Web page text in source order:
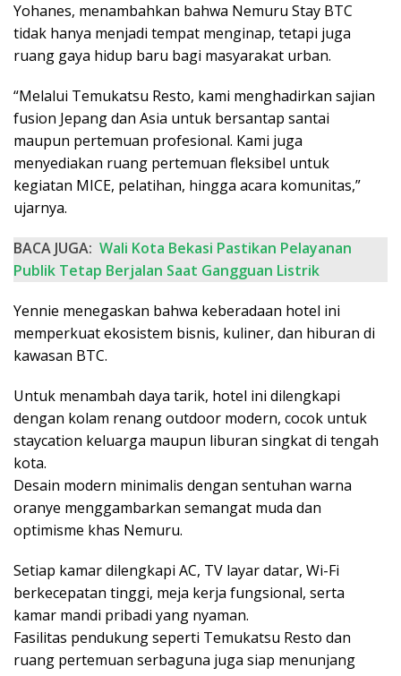
Yohanes, menambahkan bahwa Nemuru Stay BTC
tidak hanya menjadi tempat menginap, tetapi juga
ruang gaya hidup baru bagi masyarakat urban.
“Melalui Temukatsu Resto, kami menghadirkan sajian
fusion Jepang dan Asia untuk bersantap santai
maupun pertemuan profesional. Kami juga
menyediakan ruang pertemuan fleksibel untuk
kegiatan MICE, pelatihan, hingga acara komunitas,”
ujarnya.
BACA JUGA: Wali Kota Bekasi Pastikan Pelayanan
Publik Tetap Berjalan Saat Gangguan Listrik
Yennie menegaskan bahwa keberadaan hotel ini
memperkuat ekosistem bisnis, kuliner, dan hiburan di
kawasan BTC.
Untuk menambah daya tarik, hotel ini dilengkapi
dengan kolam renang outdoor modern, cocok untuk
staycation keluarga maupun liburan singkat di tengah
kota.
Desain modern minimalis dengan sentuhan warna
oranye menggambarkan semangat muda dan
optimisme khas Nemuru.
Setiap kamar dilengkapi AC, TV layar datar, Wi-Fi
berkecepatan tinggi, meja kerja fungsional, serta
kamar mandi pribadi yang nyaman.
Fasilitas pendukung seperti Temukatsu Resto dan
ruang pertemuan serbaguna juga siap menunjang